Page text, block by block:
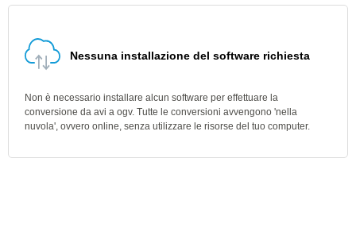
Nessuna installazione del software richiesta
Non è necessario installare alcun software per effettuare la
conversione da avi a ogv. Tutte le conversioni avvengono 'nella
nuvola', ovvero online, senza utilizzare le risorse del tuo computer.